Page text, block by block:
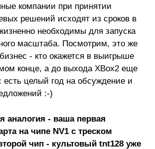
компании при принятии
решений исходят из сроков в
необходимы для запуска
масштаба. Посмотрим, это же
- кто окажется в выигрыше
конце, а до выхода XBox2 еще
есть целый год на обсуждение и
:-)
аналогия - ваша первая
на чипе NV1 с треском
чип - культовый tnt128 уже